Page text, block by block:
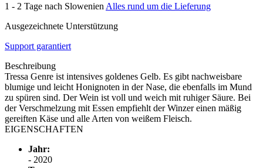
1 - 2 Tage nach Slowenien Alles rund um die Lieferung
Ausgezeichnete Unterstützung
Support garantiert
Beschreibung
Tressa Genre ist intensives goldenes Gelb. Es gibt nachweisbare
blumige und leicht Honignoten in der Nase, die ebenfalls im Mund
zu spüren sind. Der Wein ist voll und weich mit ruhiger Säure. Bei
der Verschmelzung mit Essen empfiehlt der Winzer einen mäßig
gereiften Käse und alle Arten von weißem Fleisch.
EIGENSCHAFTEN
Jahr:
- 2020